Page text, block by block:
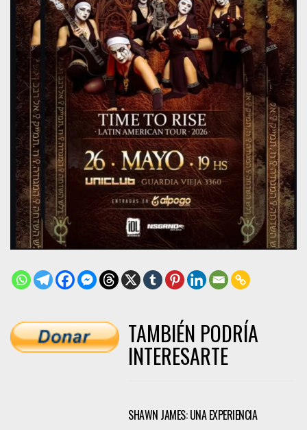
TAMBIÉN PODRÍA
INTERESARTE
SHAWN JAMES: UNA EXPERIENCIA